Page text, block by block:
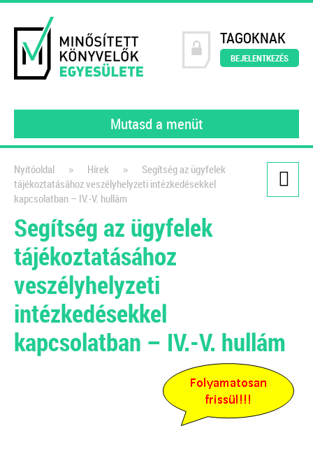
TAGOKNAK
BEJELENTKEZÉS
Mutasd a menüt
Kiadványaink
Könyvelői szerződésminta
A szerződés, amely tökéletesen
védi a könyvelők érdekeit!
2021
Dr. Vámosi-Nagy Szabolcs
ajánlásával került kidolgozásra ez az
életszerű, mindenre kiterjedő és
könnyen értelmezhető
szerződésminta, mely megalapozza a
bizalmat a könyvelő és ügyfele között.
Kiadványunk kizárólag online
formában elérhető!
Nyitóoldal » Hírek »
Segítség az ügyfelek
tájékoztatásához veszélyhelyzeti intézkedésekkel
kapcsolatban – IV.-V. hullám
Segítség az ügyfelek
tájékoztatásához
veszélyhelyzeti
intézkedésekkel
kapcsolatban – IV.-V. hullám